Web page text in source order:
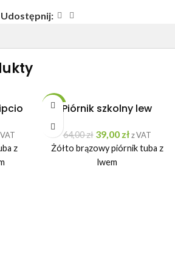
Udostępnij:
z
-39% Piórnik szkolny lew
64,00zł 39,00 zł z VAT
Żółto brązowy piórnik tuba z
lwem